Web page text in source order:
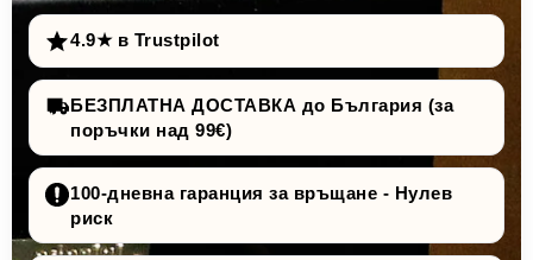
4.9★ в Trustpilot
БЕЗПЛАТНА ДОСТАВКА до България (за
поръчки над 99€)
100-дневна гаранция за връщане - Нулев
риск